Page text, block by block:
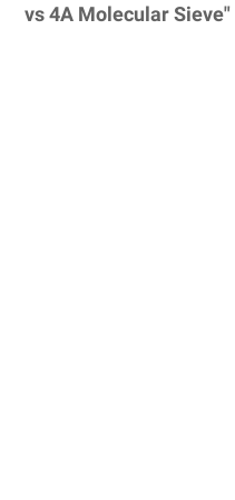
vs 4A Molecular Sieve"